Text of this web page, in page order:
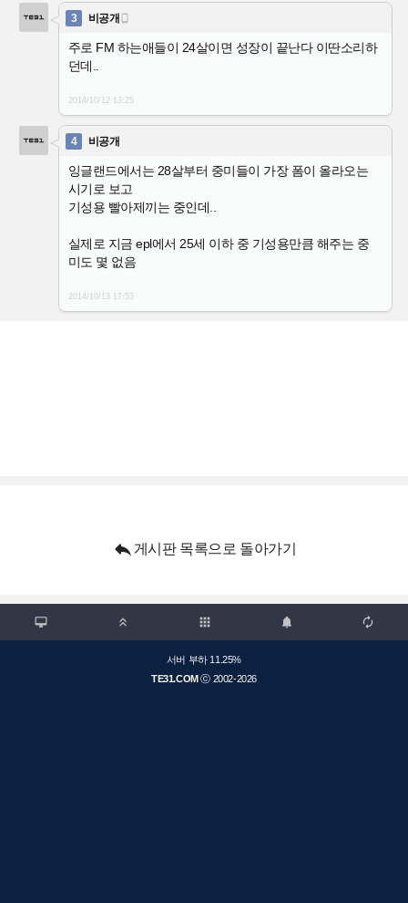
3 비공개 
주로 FM 하는애들이 24살이면 성장이 끝난다 이딴소리하
던데..
2014/10/12 13:25
4 비공개
잉글랜드에서는 28살부터 중미들이 가장 폼이 올라오는
시기로 보고
기성용 빨아제끼는 중인데..
실제로 지금 epl에서 25세 이하 중 기성용만큼 해주는 중
미도 몇 없음
2014/10/13 17:53
 게시판 목록으로 돌아가기
  apps  
서버 부하 11.25%
TE31.COMⓒ 2002-2026